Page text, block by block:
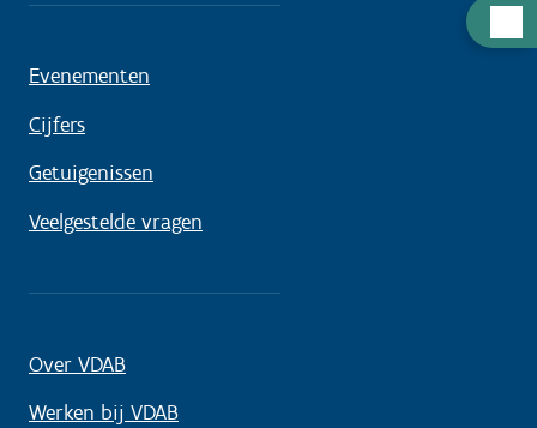
Evenementen
Cijfers
Getuigenissen
Veelgestelde vragen
Over VDAB
Werken bij VDAB